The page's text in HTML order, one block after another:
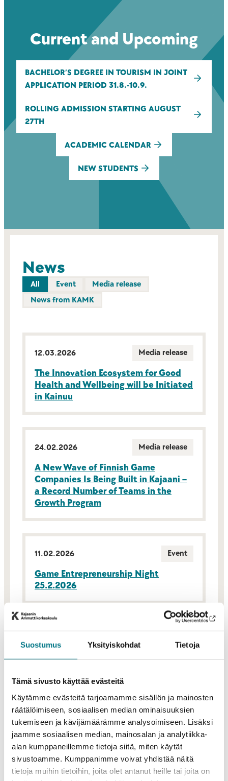
Suostumus Yksityiskohdat Tietoja
Tämä sivusto käyttää evästeitä
Käytämme evästeitä tarjoamamme sisällön ja mainosten
räätälöimiseen, sosiaalisen median ominaisuuksien
tukemiseen ja kävijämäärämme analysoimiseen. Lisäksi
jaamme sosiaalisen median, mainosalan ja analytiikka-
alan kumppaneillemme tietoja siitä, miten käytät
sivustoamme. Kumppanimme voivat yhdistää näitä
tietoja muihin tietoihin, joita olet antanut heille tai joita on
Current and Upcoming
BACHELOR’S DEGREE IN TOURISM IN JOINT
APPLICATION PERIOD 31.8.-10.9.
ROLLING ADMISSION STARTING AUGUST
27TH
ACADEMIC CALENDAR
NEW STUDENTS
News
All Event
Media release
News from KAMK
12.03.2026 Media release
The Innovation Ecosystem for Good
Health and Wellbeing will be Initiated
in Kainuu
24.02.2026 Media release
A New Wave of Finnish Game
Companies Is Being Built in Kajaani –
a Record Number of Teams in the
Growth Program
11.02.2026 Event
Game Entrepreneurship Night
25.2.2026
Kainuu’s Fishing Tourism is Evolving –
Visibility for the Region
20.01.2026 News from KAMK
The Work Placement Period
Familiarises International Nurses with
the Finnish Healthcare System